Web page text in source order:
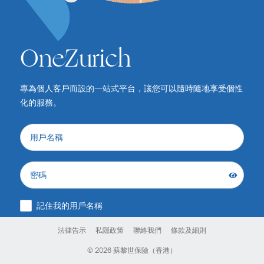
OneZurich
專為個人客戶而設的一站式平台，讓您可以隨時隨地享受個性
化的服務。
用戶名稱
密碼
記住我的用戶名稱
法律告示 私隱政策 聯絡我們 條款及細則
© 2026 蘇黎世保險（香港）